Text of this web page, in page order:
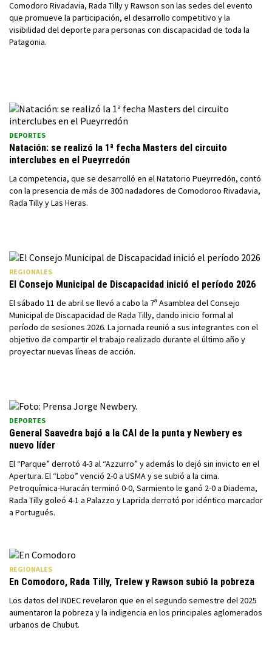
Comodoro Rivadavia, Rada Tilly y Rawson son las sedes del evento
que promueve la participación, el desarrollo competitivo y la
visibilidad del deporte para personas con discapacidad de toda la
Patagonia.
DEPORTES
Natación: se realizó la 1ª fecha Masters del circuito
interclubes en el Pueyrredón
La competencia, que se desarrolló en el Natatorio Pueyrredón, contó
con la presencia de más de 300 nadadores de Comodoroo Rivadavia,
Rada Tilly y Las Heras.
REGIONALES
El Consejo Municipal de Discapacidad inició el período 2026
El sábado 11 de abril se llevó a cabo la 7ª Asamblea del Consejo
Municipal de Discapacidad de Rada Tilly, dando inicio formal al
período de sesiones 2026. La jornada reunió a sus integrantes con el
objetivo de compartir el trabajo realizado durante el último año y
proyectar nuevas líneas de acción.
DEPORTES
General Saavedra bajó a la CAI de la punta y Newbery es
nuevo líder
El “Parque” derrotó 4-3 al “Azzurro” y además lo dejó sin invicto en el
Apertura. El “Lobo” venció 2-0 a USMA y se subió a la cima.
Petroquímica-Huracán terminó 0-0, Sarmiento le ganó 2-0 a Diadema,
Rada Tilly goleó 4-1 a Palazzo y Laprida derrotó por idéntico marcador
a Portugués.
REGIONALES
En Comodoro, Rada Tilly, Trelew y Rawson subió la pobreza
Los datos del INDEC revelaron que en el segundo semestre del 2025
aumentaron la pobreza y la indigencia en los principales aglomerados
urbanos de Chubut.